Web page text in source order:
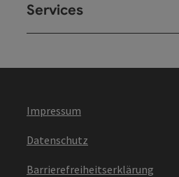
Services
Impressum
Datenschutz
Barrierefreiheitserklärung